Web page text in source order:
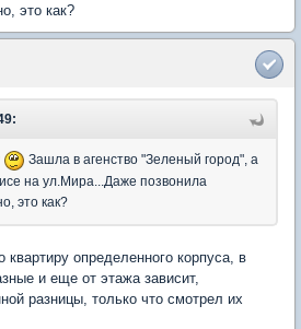
это как?
Зашла в агенство "Зеленый город", а
на ул.Мира...Даже позвонила
это как?
квартиру определенного корпуса, в
и еще от этажа зависит,
разницы, только что смотрел их